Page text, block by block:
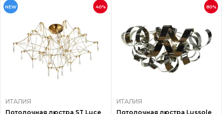
NEW 40%
ИТАЛИЯ
Потолочная люстра ST Luce
80%
ИТАЛИЯ
Потолочная люстра Lussole